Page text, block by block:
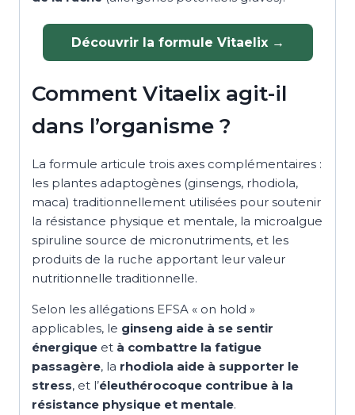
Découvrir la formule Vitaelix →
Comment Vitaelix agit-il
dans l’organisme ?
La formule articule trois axes complémentaires :
les plantes adaptogènes (ginsengs, rhodiola,
maca) traditionnellement utilisées pour soutenir
la résistance physique et mentale, la microalgue
spiruline source de micronutriments, et les
produits de la ruche apportant leur valeur
nutritionnelle traditionnelle.
Selon les allégations EFSA « on hold »
applicables, le ginseng aide à se sentir
énergique et à combattre la fatigue
passagère, la rhodiola aide à supporter le
stress, et l’éleuthérocoque contribue à la
résistance physique et mentale.